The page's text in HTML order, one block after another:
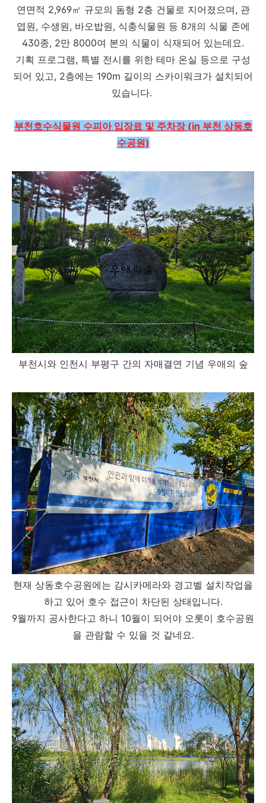
연면적 2,969㎡ 규모의 돔형 2층 건물로 지어졌으며, 관
엽원, 수생원, 바오밥원, 식충식물원 등 8개의 식물 존에
430종, 2만 8000여 본의 식물이 식재되어 있는데요.
기획 프로그램, 특별 전시를 위한 테마 온실 등으로 구성
되어 있고, 2층에는 190m 길이의 스카이워크가 설치되어
있습니다.
부천호수식물원 수피아 입장료 및 주차장 (in 부천 상동호
수공원)
부천시와 인천시 부평구 간의 자매결연 기념 우애의 숲
현재 상동호수공원에는 감시카메라와 경고벨 설치작업을
하고 있어 호수 접근이 차단된 상태입니다.
9월까지 공사한다고 하니 10월이 되어야 오롯이 호수공원
을 관람할 수 있을 것 같네요.